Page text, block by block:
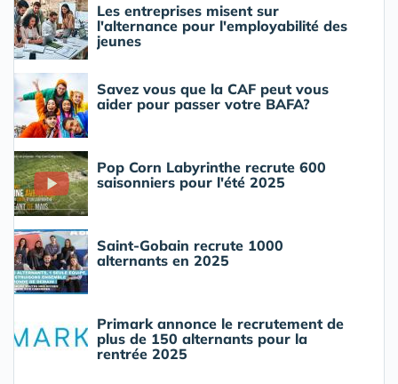
Les entreprises misent sur
l'alternance pour l'employabilité des
jeunes
Savez vous que la CAF peut vous
aider pour passer votre BAFA?
Pop Corn Labyrinthe recrute 600
saisonniers pour l'été 2025
Saint-Gobain recrute 1000
alternants en 2025
Primark annonce le recrutement de
plus de 150 alternants pour la
rentrée 2025